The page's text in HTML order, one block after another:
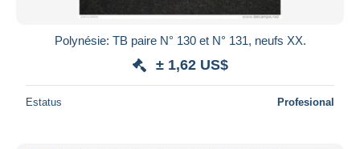
Polynésie: TB paire N° 130 et N° 131, neufs XX.
± 1,62 US$
Estatus Profesional